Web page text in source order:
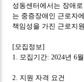
성동센터에서는 장애
는 중증장애인 근로자
책임성을 가진 근로지
[ 모집정보]
1.
모집기간: 2024년6월
2. 지원 자격 요건